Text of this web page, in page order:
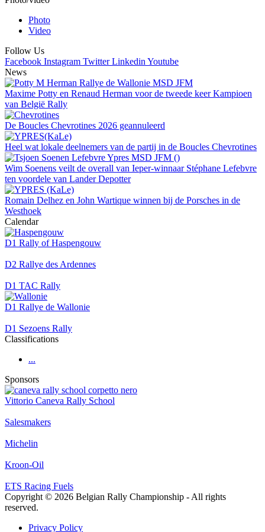
Photo
Video
Follow Us
Facebook Instagram Twitter Linkedin Youtube
News
Maxime Potty en Renaud Herman voor de tweede keer Kampioen
van België Rally
De Boucles Chevrotines 2026 geannuleerd
Heel wat lokale deelnemers van de partij in de Boucles Chevrotines
Wim Soenens veilt de overall van Ieper-winnaar Stéphane Lefebvre
ten voordele van Lander Depotter
Romain Delhez en John Wartique winnen bij de Porsches in de
Westhoek
Calendar
D1 Rally of Haspengouw
D2 Rallye des Ardennes
D1 TAC Rally
D1 Rallye de Wallonie
D1 Sezoens Rally
Classifications
...
Sponsors
Vittorio Caneva Rally School
Salesmakers
Michelin
Kroon-Oil
ETS Racing Fuels
Copyright © 2026 Belgian Rally Championship - All rights
reserved.
Privacy Policy